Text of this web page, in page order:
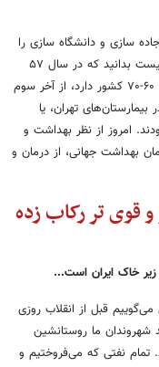
سازی و دانشگاه سازی را
همه جای دنیا انجام داده اند. ولی از نظر رتبه بد نیست بدانید که در سال ۵۷
رتبه شاخص بهداشت و درمان ما در آسیا که حدود ۶۰-۷۰ کشور دارد، از آخر سوم
تهران، یا
امروز از نظر بهداشت و
بهداشت جهانی، از درمان و
و قوی تر رکاب زده
خاک ایران است...
قبل از انقلاب روزی
شهروندان ما روستانشین
تمام نفتی که می‌فروختیم و